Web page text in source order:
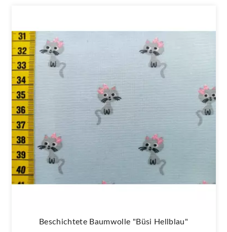
Beschichtete Baumwolle "Büsi Hellblau"